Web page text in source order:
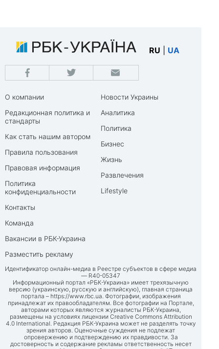
RU UA
О компании
Редакционная политика и
стандарты
Как стать нашим автором
Правила пользования
Правовая информация
Политика
конфиденциальности
Контакты
Команда
Вакансии в РБК-Украина
Разместить рекламу
Новости Украины
Аналитика
Политика
Бизнес
Жизнь
Развлечения
Lifestyle
Идентификатор онлайн-медиа в Реестре субъектов в сфере медиа
— R40-05347
Информационный портал «РБК-Украина» имеет трехязычную
версию (украинскую, русскую и английскую), главная страница
портала – https://www.rbc.ua. Фотографии, изображения
принадлежат их правообладателям. Все фотографии на Портале,
авторами которых являются журналисты РБК-Украина,
размещены на условиях лицензии Creative Commons Attribution
4.0 International. Редакция РБК-Украина может не разделять точку
зрения авторов. Оценочные суждения не подлежат
опровержению и подтверждению их правдивости. За
достоверность и содержание рекламы ответственность несет